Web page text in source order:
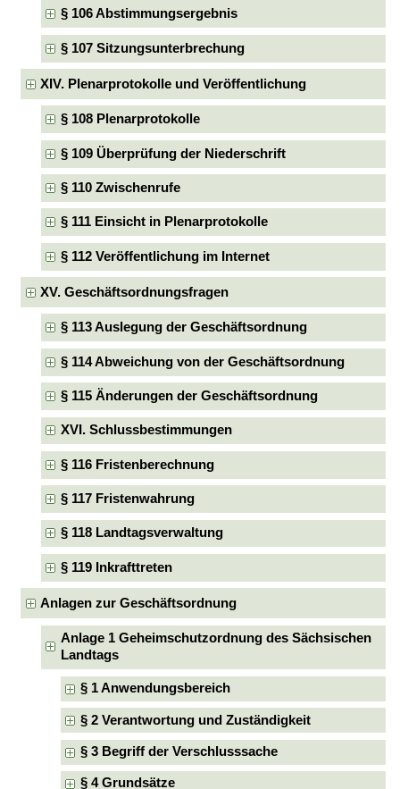
§ 106 Abstimmungsergebnis
§ 107 Sitzungsunterbrechung
XIV. Plenarprotokolle und Veröffentlichung
§ 108 Plenarprotokolle
§ 109 Überprüfung der Niederschrift
§ 110 Zwischenrufe
§ 111 Einsicht in Plenarprotokolle
§ 112 Veröffentlichung im Internet
XV. Geschäftsordnungsfragen
§ 113 Auslegung der Geschäftsordnung
§ 114 Abweichung von der Geschäftsordnung
§ 115 Änderungen der Geschäftsordnung
XVI. Schlussbestimmungen
§ 116 Fristenberechnung
§ 117 Fristenwahrung
§ 118 Landtagsverwaltung
§ 119 Inkrafttreten
Anlagen zur Geschäftsordnung
Anlage 1 Geheimschutzordnung des Sächsischen
Landtags
§ 1 Anwendungsbereich
§ 2 Verantwortung und Zuständigkeit
§ 3 Begriff der Verschlusssache
§ 4 Grundsätze